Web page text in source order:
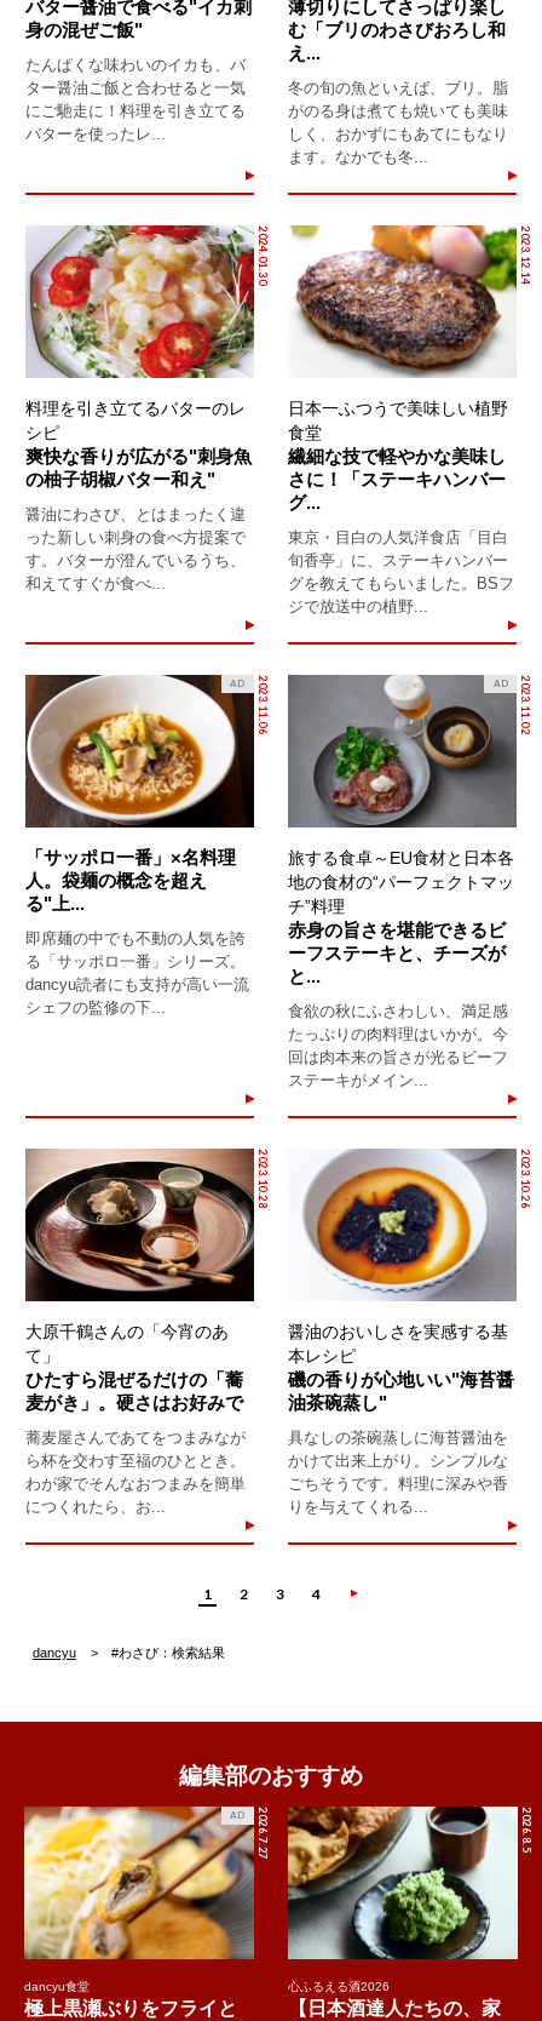
バター醤油で食べる"イカ刺
身の混ぜご飯"
たんぱくな味わいのイカも、バ
ター醤油ご飯と合わせると一気
にご馳走に！料理を引き立てる
バターを使ったレ...
薄切りにしてさっぱり楽し
む「ブリのわさびおろし和
え...
冬の旬の魚といえば、ブリ。脂
がのる身は煮ても焼いても美味
しく、おかずにもあてにもなり
ます。なかでも冬...
2024.01.30
料理を引き立てるバターのレ
シピ
爽快な香りが広がる"刺身魚
の柚子胡椒バター和え"
醤油にわさび、とはまったく違
った新しい刺身の食べ方提案で
す。バターが澄んでいるうち、
和えてすぐが食べ...
2023.12.14
日本一ふつうで美味しい植野
食堂
繊細な技で軽やかな美味し
さに！「ステーキハンバー
グ...
東京・目白の人気洋食店「目白
旬香亭」に、ステーキハンバー
グを教えてもらいました。BSフ
ジで放送中の植野...
2023.11.06
AD
「サッポロ一番」×名料理
人。袋麺の概念を超え
る"上...
即席麺の中でも不動の人気を誇
る「サッポロ一番」シリーズ。
dancyu読者にも支持が高い一流
シェフの監修の下...
2023.11.02
AD
旅する食卓～EU食材と日本各
地の食材の“パーフェクトマッ
チ”料理
赤身の旨さを堪能できるビ
ーフステーキと、チーズが
と...
食欲の秋にふさわしい、満足感
たっぷりの肉料理はいかが。今
回は肉本来の旨さが光るビーフ
ステーキがメイン...
2023.10.28
大原千鶴さんの「今宵のあ
て」
ひたすら混ぜるだけの「蕎
麦がき」。硬さはお好みで
蕎麦屋さんであてをつまみなが
ら杯を交わす至福のひととき。
わが家でそんなおつまみを簡単
につくれたら、お...
2023.10.26
醤油のおいしさを実感する基
本レシピ
磯の香りが心地いい"海苔醤
油茶碗蒸し"
具なしの茶碗蒸しに海苔醤油を
かけて出来上がり。シンプルな
ごちそうです。料理に深みや香
りを与えてくれる...
1 2 3 4
dancyu #わさび：検索結果
編集部のおすすめ
2026.7.27
AD
dancyu食堂
極上黒瀬ぶりをフライと
2026.8.5
心ふるえる酒2026
【日本酒達人たちの、家